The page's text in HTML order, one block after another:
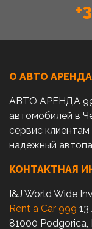
О АВТО
АВТО АРЕНДА
автомобилей в
сервис
надежный
КОНТАКТНАЯ
I&J World Wide
Rent a Car 999 13
81000 Podgorica,